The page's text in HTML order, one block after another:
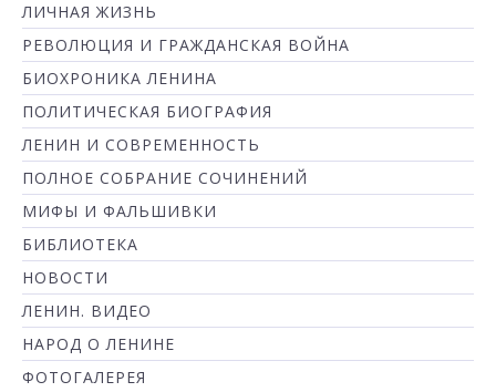
ЛИЧНАЯ ЖИЗНЬ
РЕВОЛЮЦИЯ И ГРАЖДАНСКАЯ ВОЙНА
БИОХРОНИКА ЛЕНИНА
ПОЛИТИЧЕСКАЯ БИОГРАФИЯ
ЛЕНИН И СОВРЕМЕННОСТЬ
ПОЛНОЕ СОБРАНИЕ СОЧИНЕНИЙ
МИФЫ И ФАЛЬШИВКИ
БИБЛИОТЕКА
НОВОСТИ
ЛЕНИН. ВИДЕО
НАРОД О ЛЕНИНЕ
ФОТОГАЛЕРЕЯ